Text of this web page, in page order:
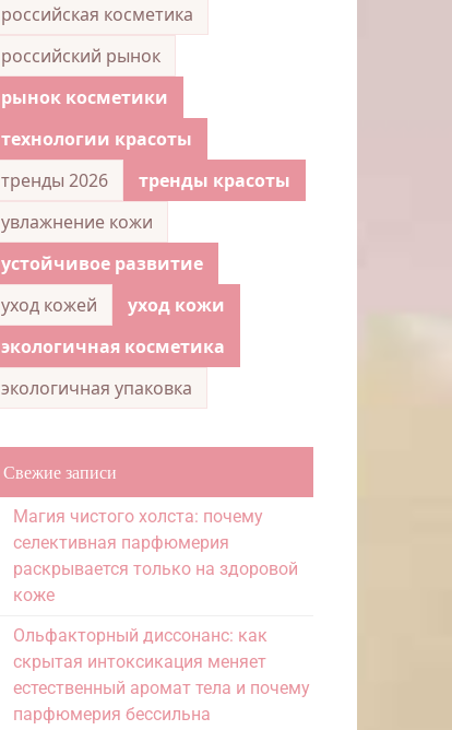
российская косметика
российский рынок
рынок косметики
технологии красоты
тренды 2026
тренды красоты
увлажнение кожи
устойчивое развитие
уход кожей
уход кожи
экологичная косметика
экологичная упаковка
Свежие записи
Магия чистого холста: почему
селективная парфюмерия
раскрывается только на здоровой
коже
Ольфакторный диссонанс: как
скрытая интоксикация меняет
естественный аромат тела и почему
парфюмерия бессильна